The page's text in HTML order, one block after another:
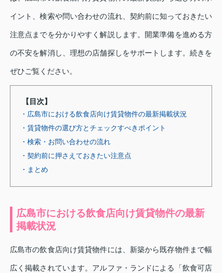
イント、検索や問い合わせの流れ、契約前に知っておきたい
注意点までを分かりやすく解説します。開業準備を進める方
の不安を解消し、理想の店舗探しをサポートします。続きを
ぜひご覧ください。
【目次】
・広島市における飲食店向け賃貸物件の最新掲載状況
・賃貸物件の選び方とチェックすべきポイント
・検索・お問い合わせの流れ
・契約前に押さえておきたい注意点
・まとめ
広島市における飲食店向け賃貸物件の最新
掲載状況
広島市の飲食店向け賃貸物件には、新築から既存物件まで幅
広く掲載されています。アルファ・ランドによる「飲食可店